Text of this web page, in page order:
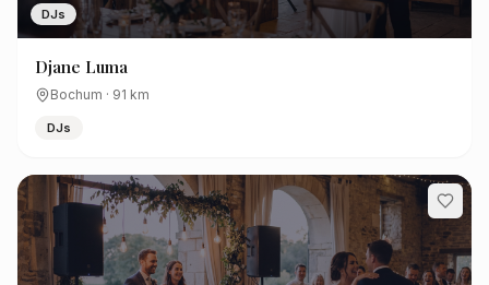
DJs
Djane Luma
Bochum · 91 km
DJs